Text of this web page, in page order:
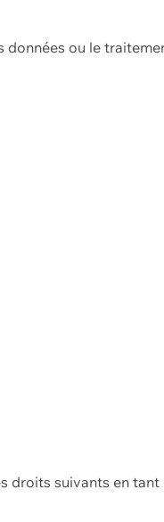
ou le
suivants en